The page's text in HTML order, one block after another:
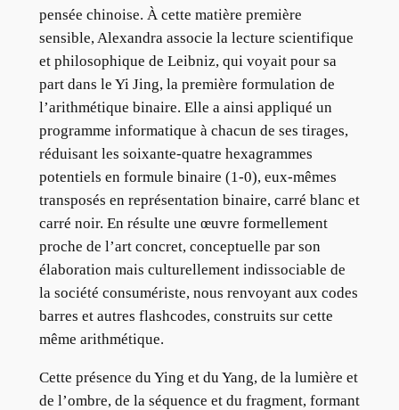
pensée chinoise. À cette matière première
sensible, Alexandra associe la lecture scientifique
et philosophique de Leibniz, qui voyait pour sa
part dans le Yi Jing, la première formulation de
l’arithmétique binaire. Elle a ainsi appliqué un
programme informatique à chacun de ses tirages,
réduisant les soixante-quatre hexagrammes
potentiels en formule binaire (1-0), eux-mêmes
transposés en représentation binaire, carré blanc et
carré noir. En résulte une œuvre formellement
proche de l’art concret, conceptuelle par son
élaboration mais culturellement indissociable de
la société consumériste, nous renvoyant aux codes
barres et autres flashcodes, construits sur cette
même arithmétique.
Cette présence du Ying et du Yang, de la lumière et
de l’ombre, de la séquence et du fragment, formant